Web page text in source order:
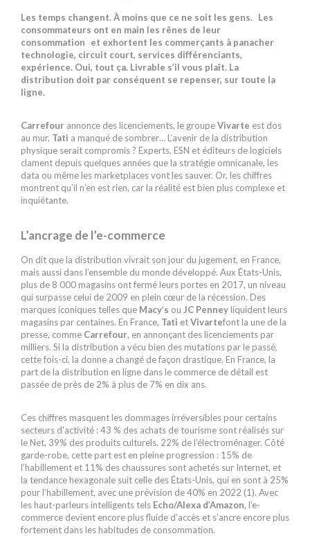
Les temps changent. À moins que ce ne soit les gens. Les
consommateurs ont en main les rênes de leur
consommation et exhortent les commerçants à panacher
technologie, circuit court, services différenciants,
expérience. Oui, tout ça. Livrable s’il vous plaît. La
distribution doit par conséquent se repenser, sur toute la
ligne.
Carrefour annonce des licenciements, le groupeVivarte est dos
au mur, Tati a manqué de sombrer… L’avenir de la distribution
physique serait compromis ? Experts, ESN et éditeurs de logiciels
clament depuis quelques années que la stratégie omnicanale, les
data ou même les marketplaces vont les sauver. Or, les chiffres
montrent qu’il n’en est rien, car la réalité est bien plus complexe et
inquiétante.
L’ancrage de l’e-commerce
On dit que la distribution vivrait son jour du jugement, en France,
mais aussi dans l’ensemble du monde développé. Aux États-Unis,
plus de 8 000 magasins ont fermé leurs portes en 2017, un niveau
qui surpasse celui de 2009 en plein cœur de la récession. Des
marques iconiques telles que Macy’s ou JC Penney liquident leurs
magasins par centaines. En France, Tati etVivartefont la une de la
presse, comme Carrefour, en annonçant des licenciements par
milliers. Si la distribution a vécu bien des mutations par le passé,
cette fois-ci, la donne a changé de façon drastique. En France, la
part de la distribution en ligne dans le commerce de détail est
passée de près de 2% à plus de 7% en dix ans.
Ces chiffres masquent les dommages irréversibles pour certains
secteurs d’activité : 43 % des achats de tourisme sont réalisés sur
le Net, 39% des produits culturels, 22% de l’électroménager. Côté
garde-robe, cette part est en pleine progression : 15% de
l’habillement et 11% des chaussures sont achetés sur Internet, et
la tendance hexagonale suit celle des États-Unis, qui en sont à 25%
pour l’habillement, avec une prévision de 40% en 2022 (1). Avec
les haut-parleurs intelligents tels Echo/Alexa d’Amazon, l’e-
commerce devient encore plus fluide d’accès et s’ancre encore plus
fortement dans les habitudes de consommation.